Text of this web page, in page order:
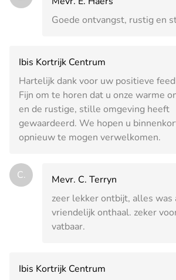
Goede ontvangst, rustig en
Ibis Kortrijk Centrum
Hartelijk dank voor uw positieve
Fijn om te horen dat u onze warme
en de rustige, stille omgeving heeft
gewaardeerd. We hopen u
opnieuw te mogen verwelkomen.
C.
Mevr. C. Terryn
zeer lekker ontbijt, alles was
vriendelijk onthaal. zeker
vatbaar.
Ibis Kortrijk Centrum